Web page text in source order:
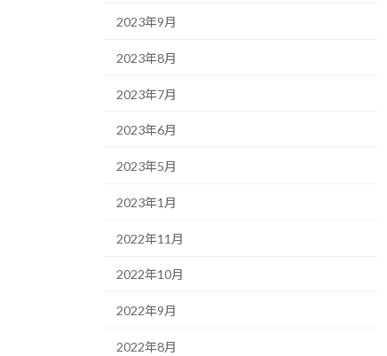
2023年9月
2023年8月
2023年7月
2023年6月
2023年5月
2023年1月
2022年11月
2022年10月
2022年9月
2022年8月